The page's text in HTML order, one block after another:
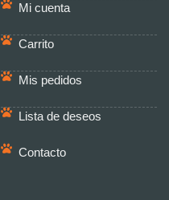
Mi cuenta
Carrito
Mis pedidos
Lista de deseos
Contacto